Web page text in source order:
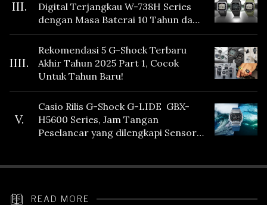
III.
Digital Terjangkau W-738H Series
dengan Masa Baterai 10 Tahun dan
Fitur Vibration
IIII.
Rekomendasi 5 G-Shock Terbaru
Akhir Tahun 2025 Part 1, Cocok
Untuk Tahun Baru!
V.
Casio Rilis G-Shock G-LIDE GBX-
H5600 Series, Jam Tangan
Peselancar yang dilengkapi Sensor
READ MORE